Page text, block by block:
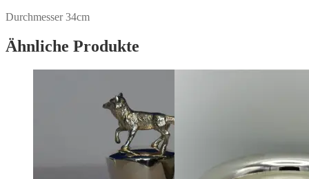
Durchmesser 34cm
Ähnliche Produkte